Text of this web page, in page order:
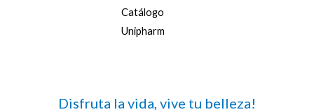
Catálogo
Unipharm
Disfruta la vida, vive tu belleza!